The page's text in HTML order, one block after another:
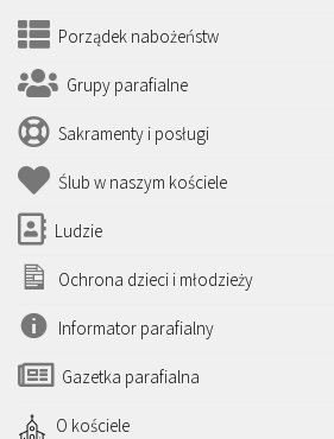
Porządek nabożeństw
Grupy parafialne
Sakramenty i posługi
Ślub w naszym kościele
Ludzie
Ochrona dzieci i młodzieży
Informator parafialny
Gazetka parafialna
O kościele